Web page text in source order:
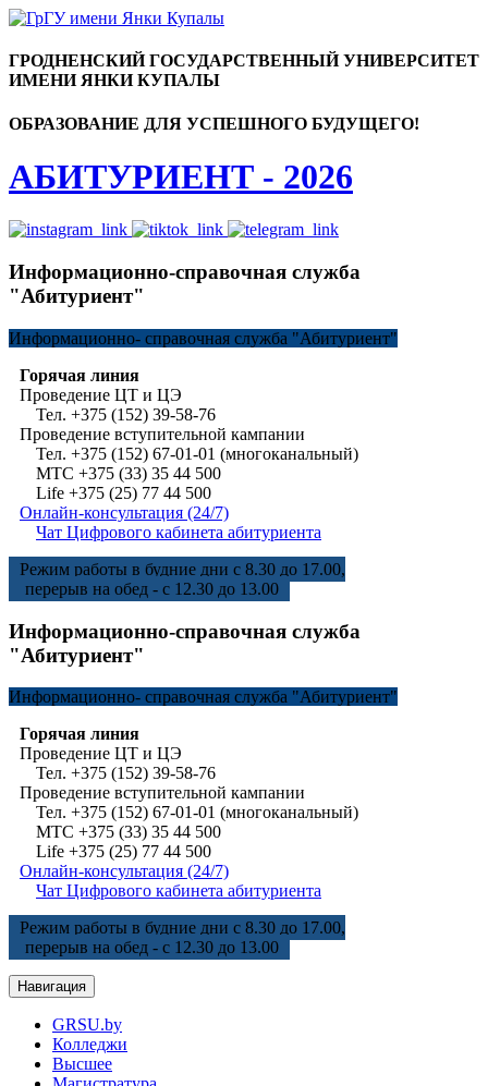
ГРОДНЕНСКИЙ ГОСУДАРСТВЕННЫЙ УНИВЕРСИТЕТ
ИМЕНИ ЯНКИ КУПАЛЫ
ОБРАЗОВАНИЕ ДЛЯ УСПЕШНОГО БУДУЩЕГО!
АБИТУРИЕНТ - 2026
Информационно-справочная служба
"Абитуриент"
Информационно- справочная служба "Абитуриент"
Горячая линия
Проведение ЦТ и ЦЭ
Тел. +375 (152) 39-58-76
Проведение вступительной кампании
Тел. +375 (152) 67-01-01 (многоканальный)
МТС +375 (33) 35 44 500
Life +375 (25) 77 44 500
Онлайн-консультация (24/7)
Чат Цифрового кабинета абитуриента
Режим работы в будние дни с 8.30 до 17.00,
перерыв на обед - с 12.30 до 13.00
Информационно-справочная служба
"Абитуриент"
Информационно- справочная служба "Абитуриент"
Горячая линия
Проведение ЦТ и ЦЭ
Тел. +375 (152) 39-58-76
Проведение вступительной кампании
Тел. +375 (152) 67-01-01 (многоканальный)
МТС +375 (33) 35 44 500
Life +375 (25) 77 44 500
Онлайн-консультация (24/7)
Чат Цифрового кабинета абитуриента
Режим работы в будние дни с 8.30 до 17.00,
перерыв на обед - с 12.30 до 13.00
Навигация
GRSU.by
Колледжи
Высшее